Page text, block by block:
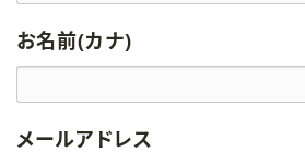
お名前(カナ)
メールアドレス